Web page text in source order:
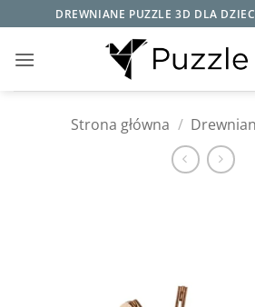
do
zawartości
DREWNIANE PUZZLE 3D DLA
Strona główna /